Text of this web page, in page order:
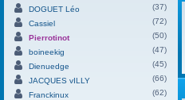
DOGUET Léo
(37)
Cassiel
(72)
Pierrotinot
(50)
boineekig
(47)
Dienuedge
(45)
JACQUES vILLY
(66)
Franckinux
(62)